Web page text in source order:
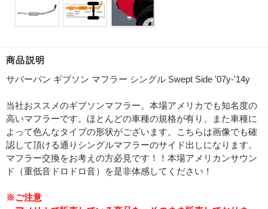
商品説明
サバーバン ギブソン マフラー シングル Swept Side '07y-'14y
当社おススメのギブソンマフラー。本場アメリカでも知名度の
高いマフラーです。ほとんどの車種の規格が有り、また車種に
よって色んなタイプの形状がございます。こちらは画像でも確
認して頂ける通りシングルマフラーのサイド出しになります。
マフラー交換をお考えの方必見です！！本場アメリカンサウン
ド（重低音ドロドロ音）を是非体感してください！
※ご注意